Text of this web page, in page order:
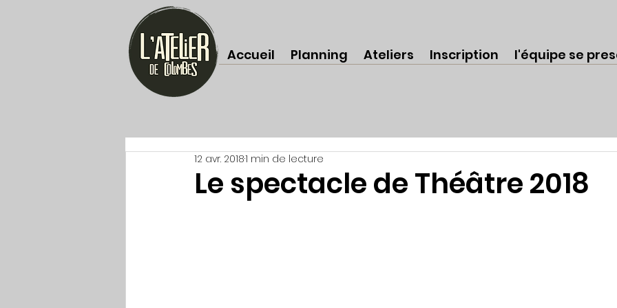
Accueil Planning Ateliers Inscription l'équipe se
Le spectacle de Théâtre 2018
12 avr. 20181 min de lecture